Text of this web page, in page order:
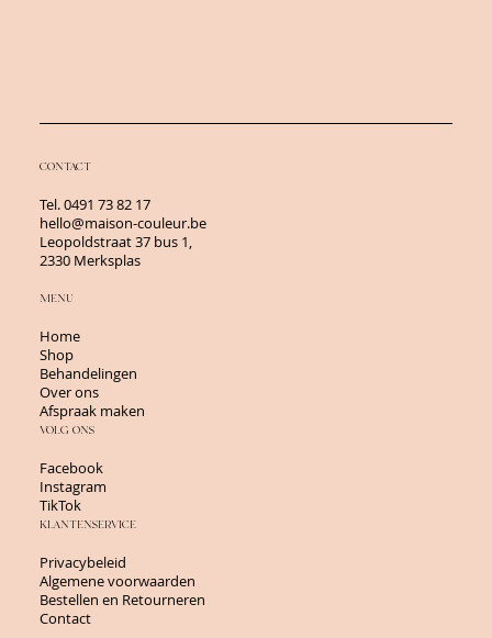
CONTACT
Tel.0491 73 82 17
hello@maison-couleur.be
Leopoldstraat 37 bus 1,
2330 Merksplas
MENU
Home
Shop
Behandelingen
Over ons
Afspraak maken
VOLG ONS
Facebook
Instagram
TikTok
KLANTENSERVICE
Privacybeleid
Algemene voorwaarden
Bestellen en Retourneren
Contact